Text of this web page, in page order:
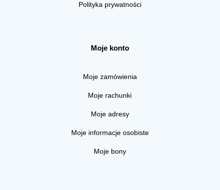
Polityka prywatności
Moje konto
Moje zamówienia
Moje rachunki
Moje adresy
Moje informacje osobiste
Moje bony